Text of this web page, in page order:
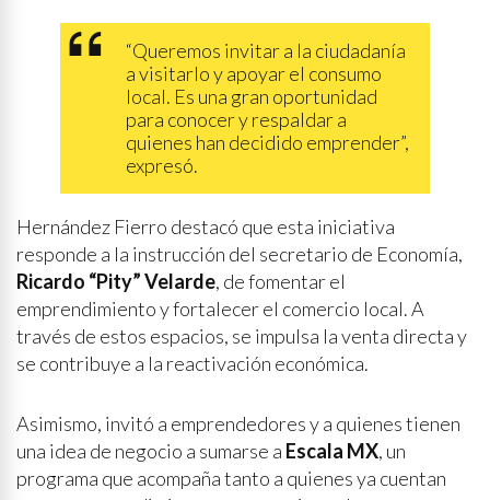
“Queremos invitar a la ciudadanía
a visitarlo y apoyar el consumo
local. Es una gran oportunidad
para conocer y respaldar a
quienes han decidido emprender”,
expresó.
Hernández Fierro destacó que esta iniciativa
responde a la instrucción del secretario de Economía,
Ricardo “Pity” Velarde, de fomentar el
emprendimiento y fortalecer el comercio local. A
través de estos espacios, se impulsa la venta directa y
se contribuye a la reactivación económica.
Asimismo, invitó a emprendedores y a quienes tienen
una idea de negocio a sumarse a Escala MX, un
programa que acompaña tanto a quienes ya cuentan